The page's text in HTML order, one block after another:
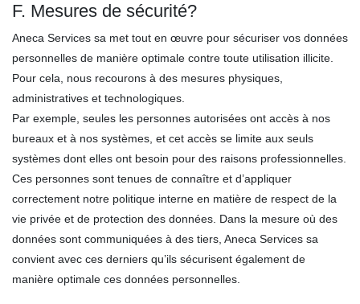
F. Mesures de sécurité?
Aneca Services sa met tout en œuvre pour sécuriser vos données
personnelles de manière optimale contre toute utilisation illicite.
Pour cela, nous recourons à des mesures physiques,
administratives et technologiques.
Par exemple, seules les personnes autorisées ont accès à nos
bureaux et à nos systèmes, et cet accès se limite aux seuls
systèmes dont elles ont besoin pour des raisons professionnelles.
Ces personnes sont tenues de connaître et d’appliquer
correctement notre politique interne en matière de respect de la
vie privée et de protection des données. Dans la mesure où des
données sont communiquées à des tiers, Aneca Services sa
convient avec ces derniers qu’ils sécurisent également de
manière optimale ces données personnelles.